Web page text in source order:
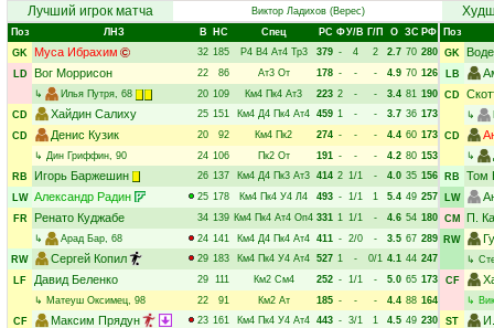
Лучший игрок матча
Виктор Ладихов(Верес)
Поз ЛНЗ В НC Спец РC ФУ/В Г/П О ЗС РФ
GK
Муса Ибрахим 32 185 Р4 В4 Ат4 Тр3 379 - 4 2 2.7 70 280
LD
Вог Моррисон 22 86 Ат3 От 178 - - - 4.9 70 126
↳
Илья Путря, 68 20 109 Км4 Пк4 Ат3 223 2 - - 3.4 81 190
CD
Хайдин Салиху 25 151 Км4 Д4 Пк4 Ат4 459 1 - - 3.7 36 173
CD
Денис Кузик 20 92 Км4 Пк2 274 - - - 4.4 60 173
↳ Дин Гриффин, 90 24 106 Пк2 От 191 - - - 4.2 80 153
RB
Игорь Баржешин 26 137 Км4 Д4 Пк3 Ат3 414 2 1/1 - 4.0 35 156
LW Александр Радин 25 178 Км4 Пк4 У4 Л4 493 - 1/1 1 5.4 49 257
FR
Ренато Куджабе 34 139 Км4 Пк4 Ат4 Оп4 331 1 1/1 - 4.6 54 180
↳
Арад Бар, 68 24 141 Км4 Д4 Пк4 Ат4 411 - 2/0 - 3.5 67 289
RW
Сергей Копил 29 183 Км4 Пк4 У4 Ат4 527 1 - 0/1 4.1 44 247
LF
Давид Беленко 29 111 Км2 См4 252 - 1/1 - 5.0 65 173
↳ Матеуш Оксимец, 98 22 91 Км2 Ат 185 - - - 4.4 88 164
CF
Максим Прядун 23 161 Км4 Пк4 У4 Ат4 443 - 3/1 1 4.5 49 230
Поз
GK
LB
CD
↳
CD
↳
RB
Том
LW
CM П.
RW
↳
CF
↳
ST